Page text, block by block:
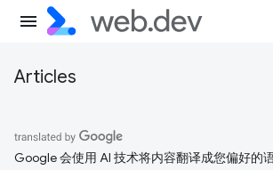
Articles
Google 会使用 AI 技术将内容翻译成您偏好的